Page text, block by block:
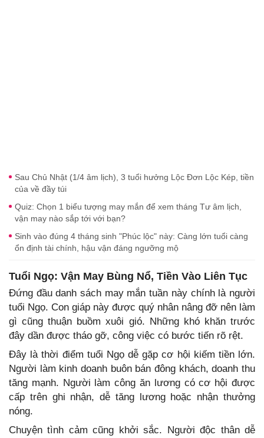
Sau Chủ Nhật (1/4 âm lịch), 3 tuổi hưởng Lộc Đơn Lộc Kép, tiền
của về đầy túi
Quiz: Chọn 1 biểu tượng may mắn để xem tháng Tư âm lịch,
vận may nào sắp tới với bạn?
Sinh vào đúng 4 tháng sinh "Phúc lộc" này: Càng lớn tuổi càng
ổn định tài chính, hậu vận đáng ngưỡng mộ
Tuổi Ngọ: Vận May Bùng Nổ, Tiền Vào Liên Tục
Đứng đầu danh sách may mắn tuần này chính là người
tuổi Ngọ. Con giáp này được quý nhân nâng đỡ nên làm
gì cũng thuận buồm xuôi gió. Những khó khăn trước
đây dần được tháo gỡ, công việc có bước tiến rõ rệt.
Đây là thời điểm tuổi Ngọ dễ gặp cơ hội kiếm tiền lớn.
Người làm kinh doanh buôn bán đông khách, doanh thu
tăng mạnh. Người làm công ăn lương có cơ hội được
cấp trên ghi nhận, dễ tăng lương hoặc nhận thưởng
nóng.
Chuyện tình cảm cũng khởi sắc. Người độc thân dễ